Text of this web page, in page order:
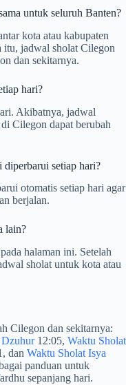
untuk seluruh Banten?
kota atau kabupaten
itu, jadwal sholat Cilegon
dan sekitarnya.
hari?
Akibatnya, jadwal
Cilegon dapat berubah
setiap hari?
otomatis setiap hari agar
berjalan.
lain?
halaman ini. Setelah
sholat untuk kota atau
Cilegon dan sekitarnya:
12:05, Waktu Sholat
dan Waktu Sholat Isya
panduan untuk
sepanjang hari.